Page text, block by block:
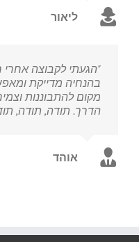
ליאור
"הגעתי לקבוצה
בהנחיה מדייקת
מקום להתבוננות
הדרך. תודה, תודה,
אוהד